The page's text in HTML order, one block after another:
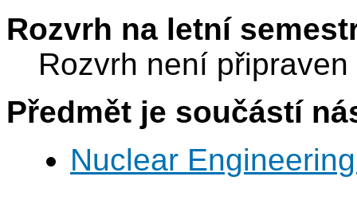
Rozvrh na letní
Rozvrh není připraven
Předmět je součástí
Nuclear